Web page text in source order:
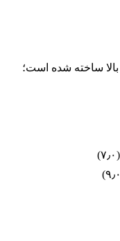
بالا ساخته شده است؛
(۷٫۰)
۹٫۰)